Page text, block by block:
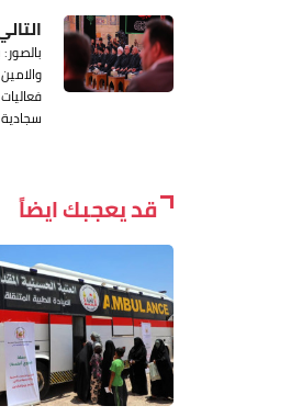
قد يعجبك ايضاً